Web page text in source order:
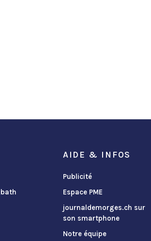
AIDE & INFOS
Publicité
Espace PME
journaldemorges.ch sur
son smartphone
Notre équipe